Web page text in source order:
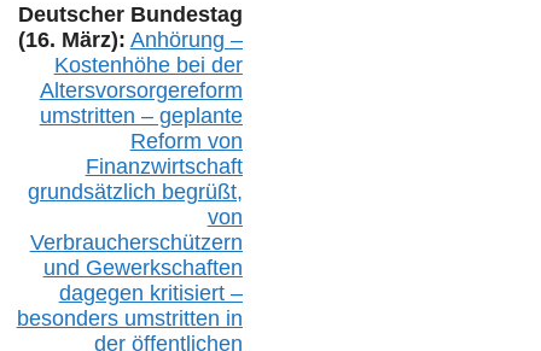
Deutscher Bundestag
(16. März): Anhörung –
Kostenhöhe bei der
Altersvorsorgereform
umstritten – geplante
Reform von
Finanzwirtschaft
grundsätzlich begrüßt,
von
Verbraucherschützern
und Gewerkschaften
dagegen kritisiert –
besonders umstritten in
der öffentlichen